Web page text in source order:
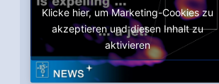
Klicke hier, um Marketing-Cookies zu
akzeptieren und diesen Inhalt zu
aktivieren